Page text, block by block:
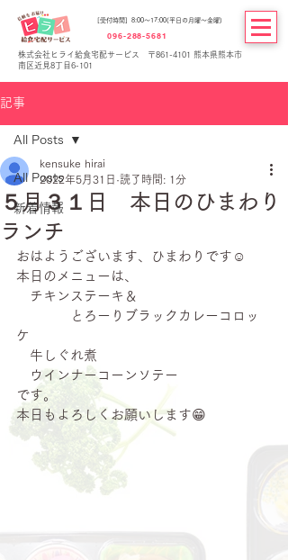
[受付時間] 8:00～17:00(平日の月曜～金曜)
096-288-5681
株式会社ヒライ給食宅配サービス 〒861-4101 熊本県熊本市
南区近見8丁目6-101
記事
All Posts
新着情報
All Posts
５月３１日 本日のひまわり
ランチ
kensuke hirai
2022年5月31日 読了時間: 1分
おはようございます、ひまわりです☺
本日のメニューは、
チキンステーキ＆
とろーりブラックカレーコロッ
ケ
牛しぐれ煮
ウインナーコーンソテー
です。
本日もよろしくお願いします😁